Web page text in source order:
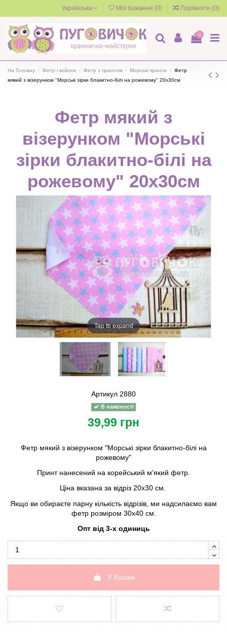
Українська Мої бажання (0) Порівняти (0)
0
На Головну Фетр і войлок Фетр з принтом Морські принти
Фетр
мякий з візерунком "Морські зірки блакитно-білі на рожевому" 20х30см
Фетр мякий з
візерунком "Морські
зірки блакитно-білі на
рожевому" 20х30см
Tap to expand
Артикул 2880
В наявності
39,99 грн
Фетр мякий з візерунком "Морські зірки блакитно-білі на
рожевому"
Принт нанесений на корейський м'який фетр.
Ціна вказана за відріз 20х30 см.
Якщо ви обираєте парну кількість відрізів, ми надсилаємо вам
фетр розміром 30х40 см.
Опт від 3-х одиниць
У Кошик